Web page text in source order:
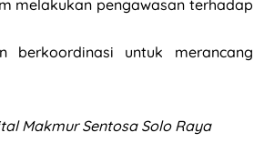
melakukan pengawasan terhadap
untuk merancang
Makmur Sentosa Solo Raya